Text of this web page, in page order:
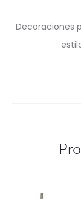
Decoraciones